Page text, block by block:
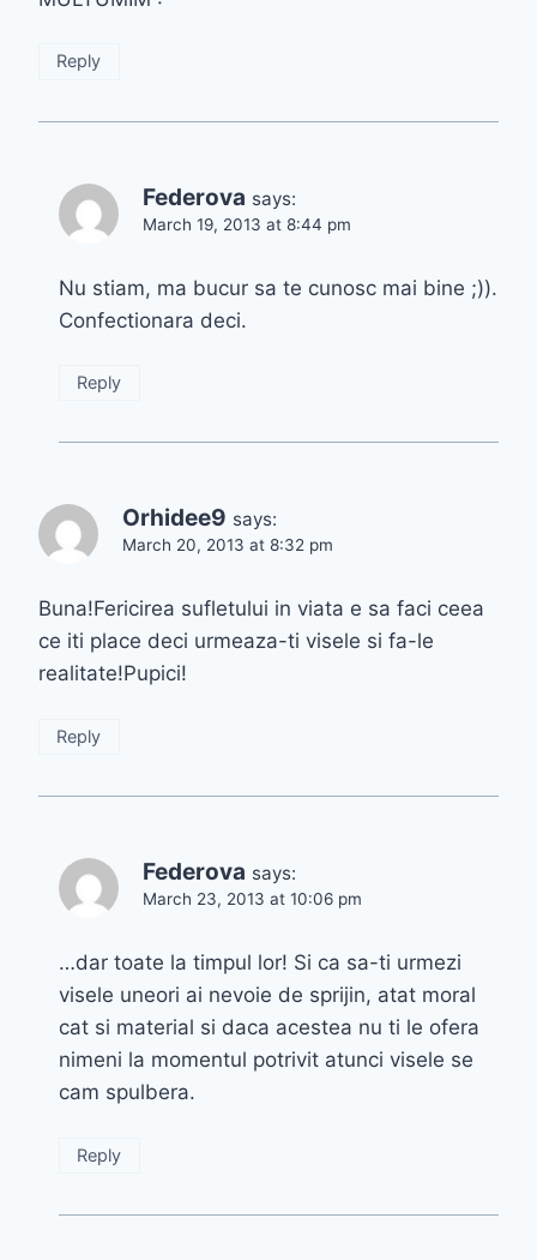
Reply
Federova says:
March 19, 2013 at 8:44 pm
Nu stiam, ma bucur sa te cunosc mai bine ;)).
Confectionara deci.
Reply
Orhidee9 says:
March 20, 2013 at 8:32 pm
Buna!Fericirea sufletului in viata e sa faci ceea
ce iti place deci urmeaza-ti visele si fa-le
realitate!Pupici!
Reply
Federova says:
March 23, 2013 at 10:06 pm
…dar toate la timpul lor! Si ca sa-ti urmezi
visele uneori ai nevoie de sprijin, atat moral
cat si material si daca acestea nu ti le ofera
nimeni la momentul potrivit atunci visele se
cam spulbera.
Reply